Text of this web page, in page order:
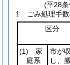
(平28
1 ごみ処理手
区分
(1) 家
庭系
市が
し、